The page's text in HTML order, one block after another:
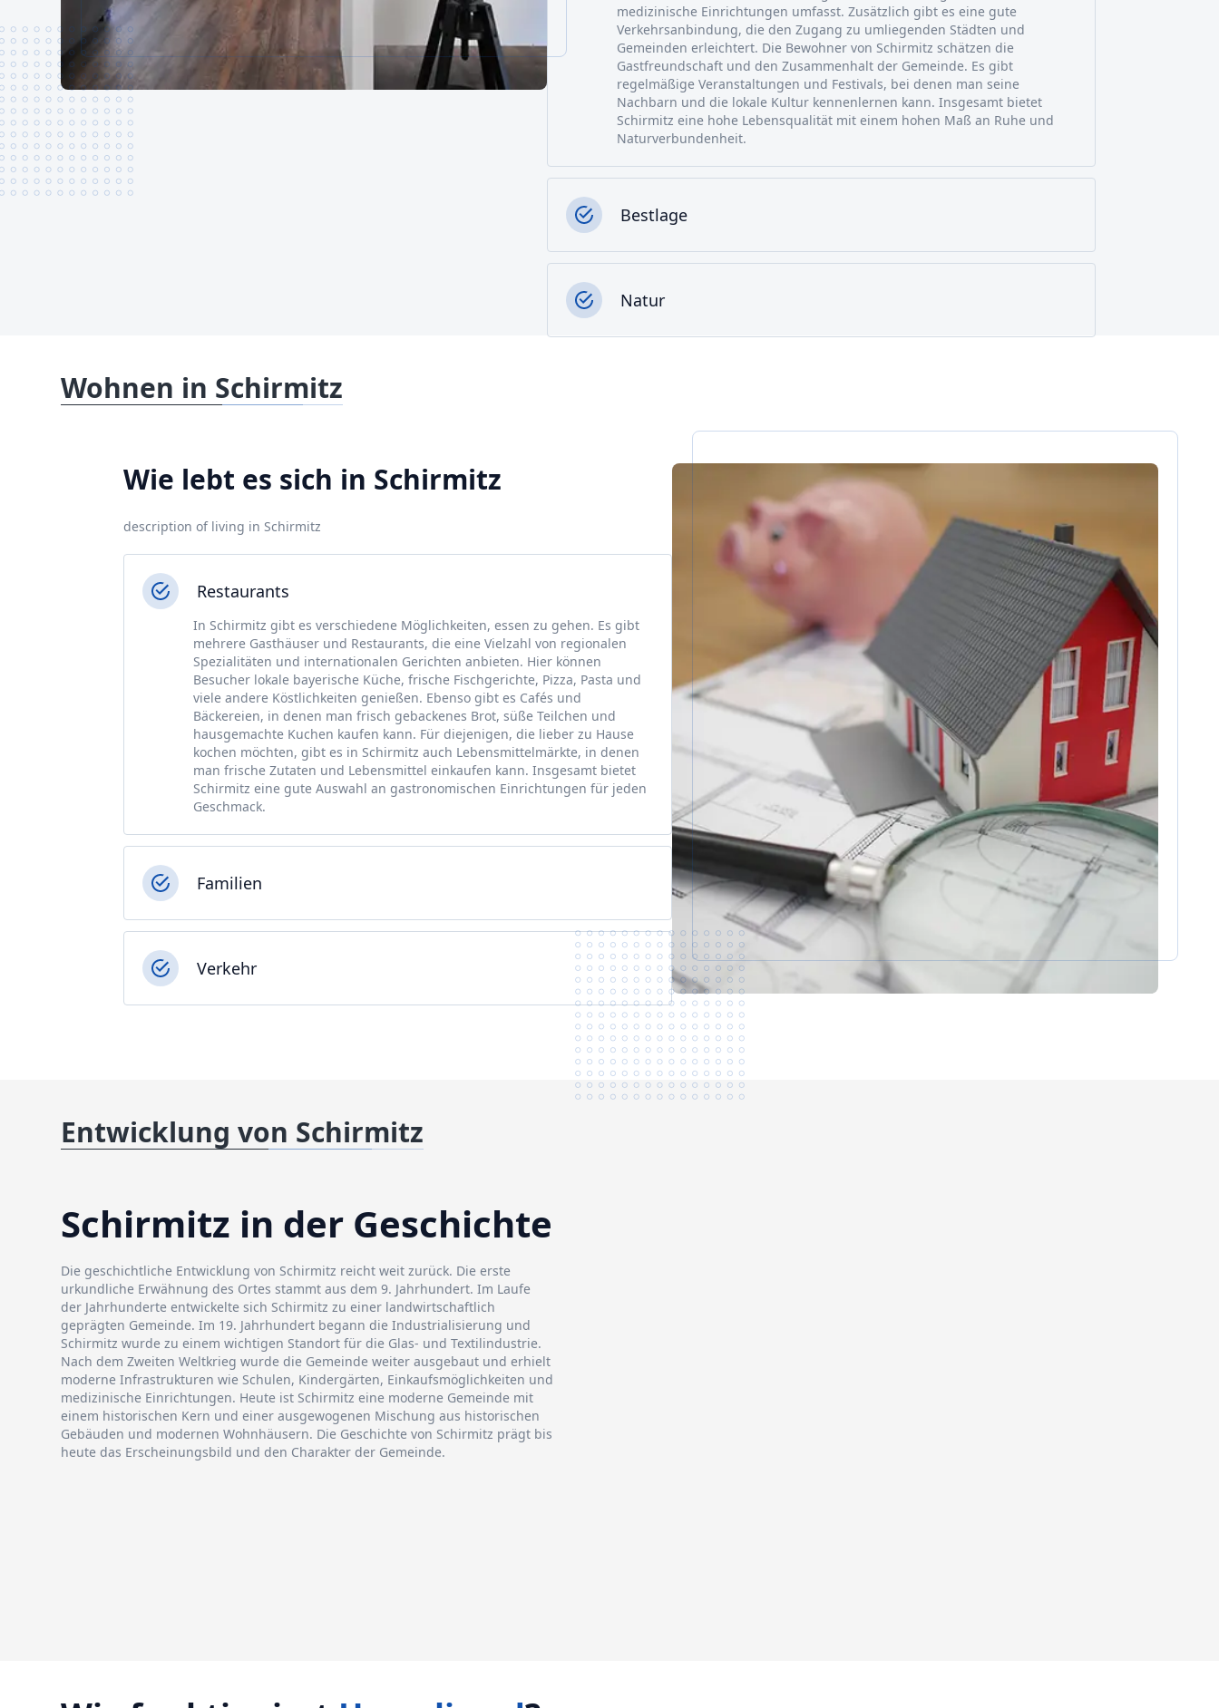
medizinische Einrichtungen umfasst. Zusätzlich gibt es eine gute
Verkehrsanbindung, die den Zugang zu umliegenden Städten und
Gemeinden erleichtert. Die Bewohner von Schirmitz schätzen die
Gastfreundschaft und den Zusammenhalt der Gemeinde. Es gibt
regelmäßige Veranstaltungen und Festivals, bei denen man seine
Nachbarn und die lokale Kultur kennenlernen kann. Insgesamt bietet
Schirmitz eine hohe Lebensqualität mit einem hohen Maß an Ruhe und
Naturverbundenheit.
Bestlage
Natur
Wohnen in Schirmitz
Wie lebt es sich in Schirmitz
description of living in Schirmitz
Restaurants
In Schirmitz gibt es verschiedene Möglichkeiten, essen zu gehen. Es gibt
mehrere Gasthäuser und Restaurants, die eine Vielzahl von regionalen
Spezialitäten und internationalen Gerichten anbieten. Hier können
Besucher lokale bayerische Küche, frische Fischgerichte, Pizza, Pasta und
viele andere Köstlichkeiten genießen. Ebenso gibt es Cafés und
Bäckereien, in denen man frisch gebackenes Brot, süße Teilchen und
hausgemachte Kuchen kaufen kann. Für diejenigen, die lieber zu Hause
kochen möchten, gibt es in Schirmitz auch Lebensmittelmärkte, in denen
man frische Zutaten und Lebensmittel einkaufen kann. Insgesamt bietet
Schirmitz eine gute Auswahl an gastronomischen Einrichtungen für jeden
Geschmack.
Familien
Verkehr
Entwicklung von Schirmitz
Schirmitz in der Geschichte
Die geschichtliche Entwicklung von Schirmitz reicht weit zurück. Die erste
urkundliche Erwähnung des Ortes stammt aus dem 9. Jahrhundert. Im Laufe
der Jahrhunderte entwickelte sich Schirmitz zu einer landwirtschaftlich
geprägten Gemeinde. Im 19. Jahrhundert begann die Industrialisierung und
Schirmitz wurde zu einem wichtigen Standort für die Glas- und Textilindustrie.
Nach dem Zweiten Weltkrieg wurde die Gemeinde weiter ausgebaut und erhielt
moderne Infrastrukturen wie Schulen, Kindergärten, Einkaufsmöglichkeiten und
medizinische Einrichtungen. Heute ist Schirmitz eine moderne Gemeinde mit
einem historischen Kern und einer ausgewogenen Mischung aus historischen
Gebäuden und modernen Wohnhäusern. Die Geschichte von Schirmitz prägt bis
heute das Erscheinungsbild und den Charakter der Gemeinde.